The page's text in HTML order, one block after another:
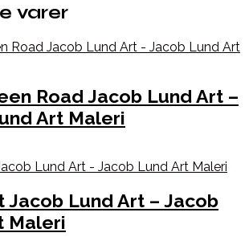
varer
Road Jacob Lund Art –
Art Maleri
Jacob Lund Art – Jacob
Maleri